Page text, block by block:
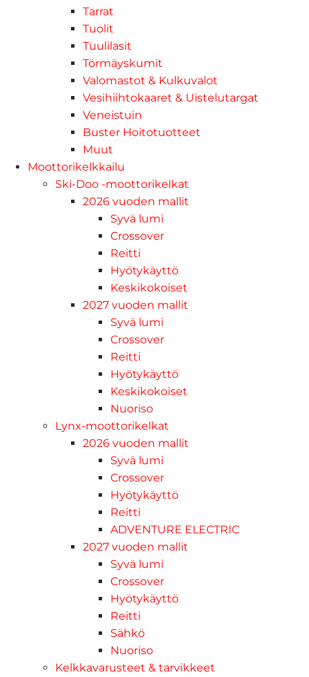
Tarrat
Tuolit
Tuulilasit
Törmäyskumit
Valomastot & Kulkuvalot
Vesihiihtokaaret & Uistelutargat
Veneistuin
Buster Hoitotuotteet
Muut
Moottorikelkkailu
Ski-Doo -moottorikelkat
2026 vuoden mallit
Syvä lumi
Crossover
Reitti
Hyötykäyttö
Keskikokoiset
2027 vuoden mallit
Syvä lumi
Crossover
Reitti
Hyötykäyttö
Keskikokoiset
Nuoriso
Lynx-moottorikelkat
2026 vuoden mallit
Syvä lumi
Crossover
Hyötykäyttö
Reitti
ADVENTURE ELECTRIC
2027 vuoden mallit
Syvä lumi
Crossover
Hyötykäyttö
Reitti
Sähkö
Nuoriso
Kelkkavarusteet & tarvikkeet